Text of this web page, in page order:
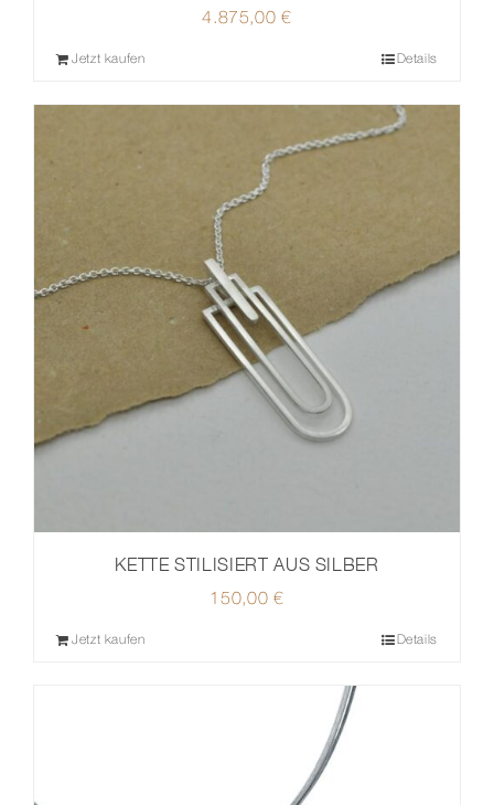
4.875,00€
Jetzt kaufen Details
KETTE STILISIERT AUS SILBER
150,00 €
Jetzt kaufen Details